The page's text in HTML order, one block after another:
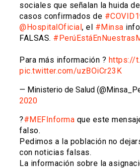
sociales que señalan la huida
casos confirmados de
@HospitalOficial , el #Minsa
FALSAS.
Para más información ? https://
pic.twitter.com/uzBOiCr23K
— Ministerio de Salud
2020
?#MEFInforma que este
falso.
Pedimos a la población no
con noticias falsas.
La información sobre la